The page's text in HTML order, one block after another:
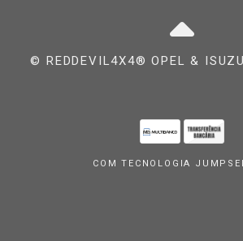
© REDDEVIL4X4® OPEL &
COM TECNOLOGIA